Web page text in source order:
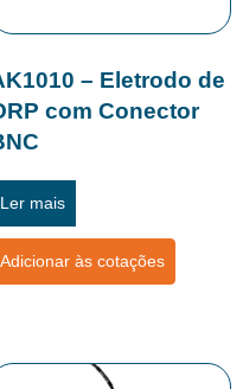
– Eletrodo de
com Conector
Ler mais
Adicionar às cotações